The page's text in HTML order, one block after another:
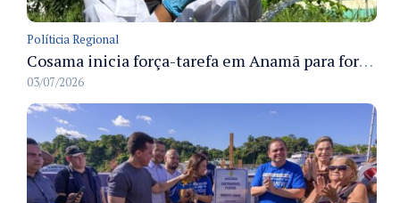
Políticia Regional
Cosama inicia força-tarefa em Anamã para fortalecer abastecimento de água e segurança hídrica da população
03/07/2026